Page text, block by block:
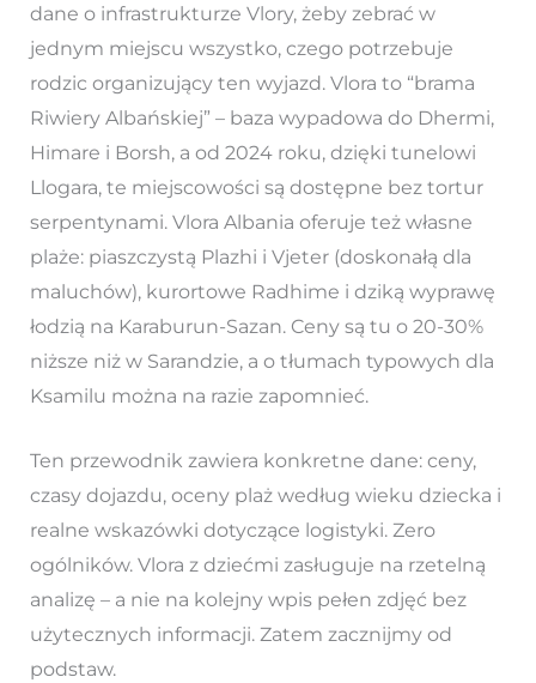
dane o infrastrukturze Vlory, żeby zebrać w
jednym miejscu wszystko, czego potrzebuje
rodzic organizujący ten wyjazd. Vlora to “brama
Riwiery Albańskiej” – baza wypadowa do Dhermi,
Himare i Borsh, a od 2024 roku, dzięki tunelowi
Llogara, te miejscowości są dostępne bez tortur
serpentynami. Vlora Albania oferuje też własne
plaże: piaszczystą Plazhi i Vjeter (doskonałą dla
maluchów), kurortowe Radhime i dziką wyprawę
łodzią na Karaburun-Sazan. Ceny są tu o 20-30%
niższe niż w Sarandzie, a o tłumach typowych dla
Ksamilu można na razie zapomnieć.
Ten przewodnik zawiera konkretne dane: ceny,
czasy dojazdu, oceny plaż według wieku dziecka i
realne wskazówki dotyczące logistyki. Zero
ogólników. Vlora z dziećmi zasługuje na rzetelną
analizę – a nie na kolejny wpis pełen zdjęć bez
użytecznych informacji. Zatem zacznijmy od
podstaw.